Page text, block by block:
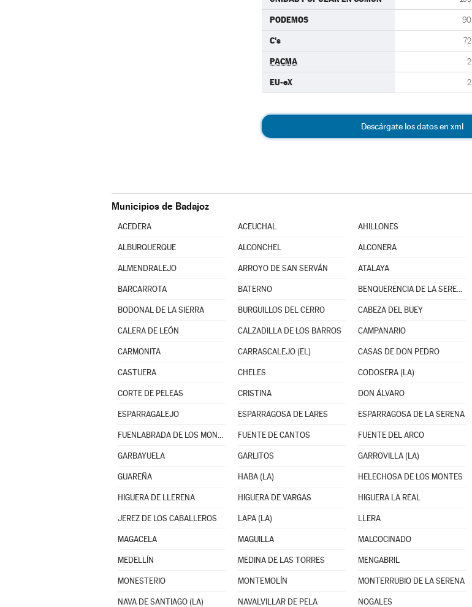
PODEMOS 90
C's 72
PACMA 2
EU-eX 2
Descárgate los datos en xml
Municipios de Badajoz
ACEDERA ACEUCHAL AHILLONES
ALBURQUERQUE ALCONCHEL ALCONERA
ALMENDRALEJO ARROYO DE SAN SERVÁN ATALAYA
BARCARROTA BATERNO BENQUERENCIA DE LA SERENA
BODONAL DE LA SIERRA BURGUILLOS DEL CERRO CABEZA DEL BUEY
CALERA DE LEÓN CALZADILLA DE LOS BARROS CAMPANARIO
CARMONITA CARRASCALEJO (EL) CASAS DE DON PEDRO
CASTUERA CHELES CODOSERA (LA)
CORTE DE PELEAS CRISTINA DON ÁLVARO
ESPARRAGALEJO ESPARRAGOSA DE LARES ESPARRAGOSA DE LA SERENA
FUENLABRADA DE LOS MONTES FUENTE DE CANTOS FUENTE DEL ARCO
GARBAYUELA GARLITOS GARROVILLA (LA)
GUAREÑA HABA (LA) HELECHOSA DE LOS MONTES
HIGUERA DE LLERENA HIGUERA DE VARGAS HIGUERA LA REAL
JEREZ DE LOS CABALLEROS LAPA (LA) LLERA
MAGACELA MAGUILLA MALCOCINADO
MEDELLÍN MEDINA DE LAS TORRES MENGABRIL
MONESTERIO MONTEMOLÍN MONTERRUBIO DE LA SERENA
NAVA DE SANTIAGO (LA) NAVALVILLAR DE PELA NOGALES